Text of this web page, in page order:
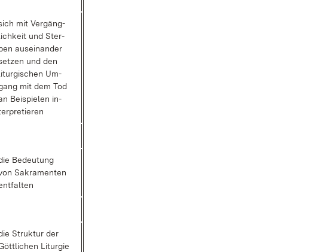
mit Ver­gäng­
und Ster­
aus­ein­an­der
und den
Um­
mit dem Tod
Bei­spie­len in­
Be­deu­tung
Sa­kra­men­ten
Struk­tur der
Lit­ur­gie